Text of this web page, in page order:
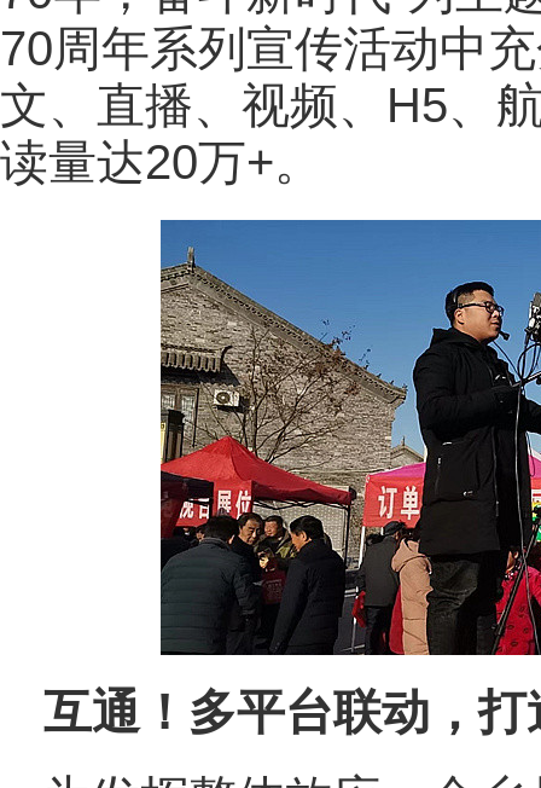
70周年系列宣传活动中
文、直播、视频、H5、
读量达20万+。
互通！多平台联动，